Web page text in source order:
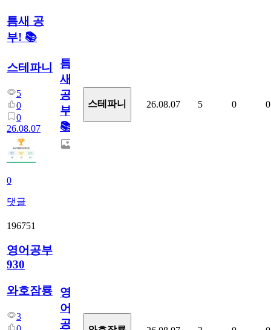
틈새 공
부! 📚
스테파니
5
0
0
26.08.07
0
댓글
틈
새
공
부!
📚
스테파니 26.08.07 5 0 0
196751
영어공부
930
와호잠룡
3
영
어
공